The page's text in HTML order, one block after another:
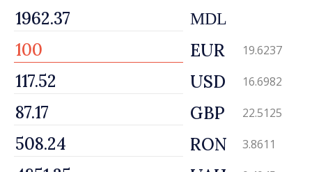
MDL
EUR 19.6237
USD 16.6982
GBP 22.5125
RON 3.8611